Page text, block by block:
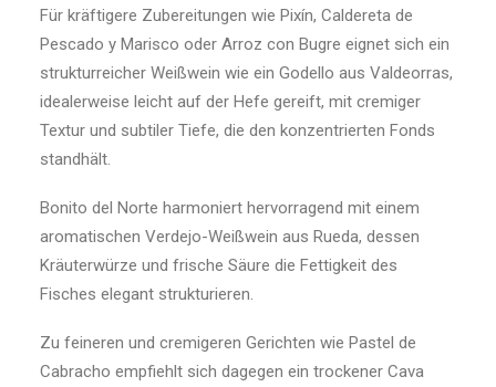
Für kräftigere Zubereitungen wie Pixín, Caldereta de
Pescado y Marisco oder Arroz con Bugre eignet sich ein
strukturreicher Weißwein wie ein Godello aus Valdeorras,
idealerweise leicht auf der Hefe gereift, mit cremiger
Textur und subtiler Tiefe, die den konzentrierten Fonds
standhält.
Bonito del Norte harmoniert hervorragend mit einem
aromatischen Verdejo-Weißwein aus Rueda, dessen
Kräuterwürze und frische Säure die Fettigkeit des
Fisches elegant strukturieren.
Zu feineren und cremigeren Gerichten wie Pastel de
Cabracho empfiehlt sich dagegen ein trockener Cava